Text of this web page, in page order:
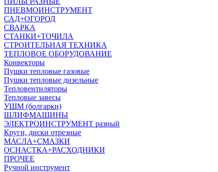
ПНЕВМОИНСТРУМЕНТ
САД+ОГОРОД
СВАРКА
СТАНКИ+ТОЧИЛА
СТРОИТЕЛЬНАЯ ТЕХНИКА
ТЕПЛОВОЕ ОБОРУДОВАНИЕ
Конвекторы
Пушки тепловые газовые
Пушки тепловые дизельные
Тепловентиляторы
Тепловые завесы
УШМ (болгарки)
ШЛИФМАШИНЫ
ЭЛЕКТРОИНСТРУМЕНТ разный
Круги, диски отрезные
МАСЛА+СМАЗКИ
ОСНАСТКА+РАСХОДНИКИ
ПРОЧЕЕ
Ручной инструмент